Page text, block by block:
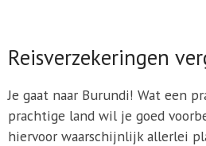
Reisverzekeringen
Je gaat naar Burundi! Wat een
prachtige land wil je goed
hiervoor waarschijnlijk allerlei